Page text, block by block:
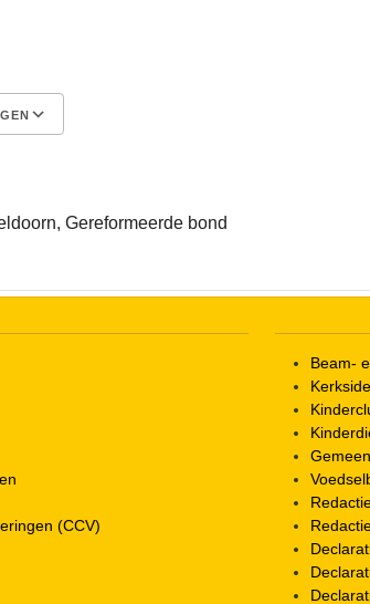
Gereformeerde bond
(CCV)
Beam-